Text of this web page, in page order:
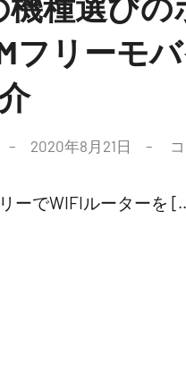
フリーモ
2020年8月21日
ーでWIFIルーターを